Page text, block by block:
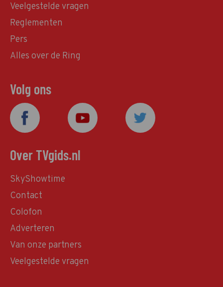
Veelgestelde vragen
Reglementen
Pers
Alles over de Ring
Volg ons
Over TVgids.nl
SkyShowtime
Contact
Colofon
Adverteren
Van onze partners
Veelgestelde vragen